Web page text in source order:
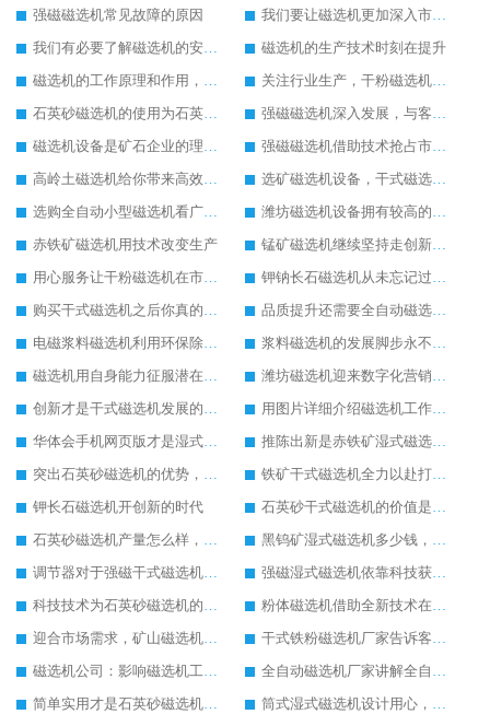
强磁磁选机常见故障的原因
我们要让磁选机更加深入市场发展
我们有必要了解磁选机的安全技术操作方法
磁选机的生产技术时刻在提升
磁选机的工作原理和作用，磁选机是为企业奋斗的
关注行业生产，干粉磁选机更适合市场使用
石英砂磁选机的使用为石英砂除铁带来较好的发展
强磁磁选机深入发展，与客户共创美好明天
磁选机设备是矿石企业的理想设备
强磁磁选机借助技术抢占市场，强磁磁选机电话
高岭土磁选机给你带来高效率生产
选矿磁选机设备，干式磁选机未来发展怎么样
选购全自动小型磁选机看广告不如看实力
潍坊磁选机设备拥有较高的社会地位
赤铁矿磁选机用技术改变生产
锰矿磁选机继续坚持走创新之路
用心服务让干粉磁选机在市场中发展更好
钾钠长石磁选机从未忘记过坚持环保生产的任务
购买干式磁选机之后你真的做过保养工作吗
品质提升还需要全自动磁选机的自动化生产为主
电磁浆料磁选机利用环保除铁方式进行工作
浆料磁选机的发展脚步永不停歇
磁选机用自身能力征服潜在客户
潍坊磁选机迎来数字化营销时代
创新才是干式磁选机发展的关键
用图片详细介绍磁选机工作原理
华体会手机网页版才是湿式磁选机内在比较好的宣传
推陈出新是赤铁矿湿式磁选机发展的关键
突出石英砂磁选机的优势，让其生产更加方便
铁矿干式磁选机全力以赴打造销售巅峰
钾长石磁选机开创新的时代
石英砂干式磁选机的价值是不可估量的
石英砂磁选机产量怎么样，效果怎么样
黑钨矿湿式磁选机多少钱，生产厂家推荐
调节器对于强磁干式磁选机的重要性
强磁湿式磁选机依靠科技获得新发展
科技技术为石英砂磁选机的发展提供技术支持
粉体磁选机借助全新技术在市场中稳定发展
迎合市场需求，矿山磁选机才有更大发展空间
干式铁粉磁选机厂家告诉客户干式铁粉磁选机应该这样保养
磁选机公司：影响磁选机工作效率的因素
全自动磁选机厂家讲解全自动磁选机的工作
简单实用才是石英砂磁选机发展的核心
筒式湿式磁选机设计用心，果断买入